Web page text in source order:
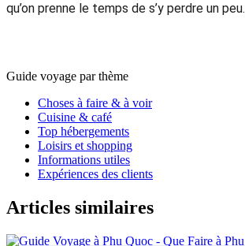
qu’on prenne le temps de s’y perdre un peu.
Guide voyage par thème
Choses à faire & à voir
Cuisine & café
Top hébergements
Loisirs et shopping
Informations utiles
Expériences des clients
Articles similaires